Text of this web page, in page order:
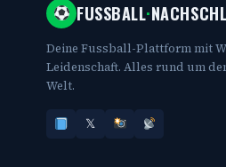
FUSSBALL·
Deine Fussball-Plattform mit
Leidenschaft. Alles rund um
Welt.
𝕏